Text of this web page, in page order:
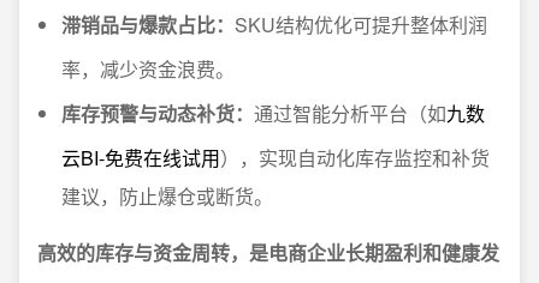
滞销品与爆款占比： SKU结构优化可提升整体利润
率，减少资金浪费。
库存预警与动态补货： 通过智能分析平台（如九数
云BI-免费在线试用），实现自动化库存监控和补货
建议，防止爆仓或断货。
高效的库存与资金周转，是电商企业长期盈利和健康发